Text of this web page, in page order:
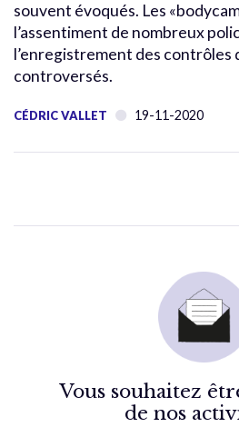
souvent évoqués. Les
l’assentiment de nombreux
l’enregistrement des contrôles
controversés.
CÉDRIC VALLET 19-11-2020
Vous souhaitez
de nos